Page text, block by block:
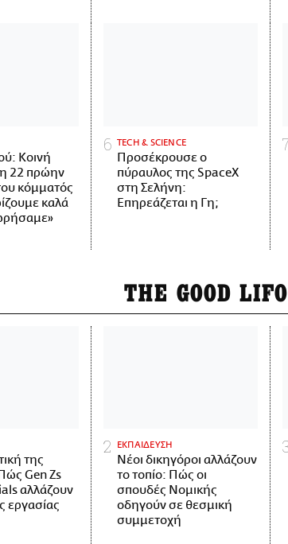
Κοινή
22 πρώην
κόμματός
καλά
ΤECH & SCIENCE
Προσέκρουσε ο
πύραυλος της SpaceX
στη Σελήνη:
Επηρεάζεται η Γη;
THE GOOD LIFO
της
Gen Zs
αλλάζουν
εργασίας
ΕΚΠΑΙΔΕΥΣΗ
Νέοι δικηγόροι αλλάζουν
το τοπίο: Πώς οι
σπουδές Νομικής
οδηγούν σε θεσμική
συμμετοχή